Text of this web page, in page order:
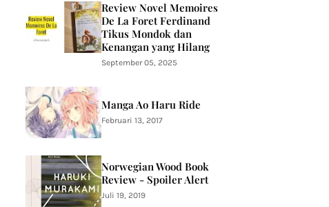
Review Novel Memoires
De La Foret Ferdinand
Tikus Mondok dan
Kenangan yang Hilang
September 05, 2025
Manga Ao Haru Ride
Februari 13, 2017
Norwegian Wood Book
Review - Spoiler Alert
Juli 19, 2019